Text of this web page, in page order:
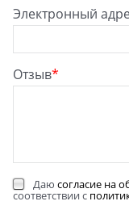
Электронный
Отзыв
Даю согласие на
соответствии с